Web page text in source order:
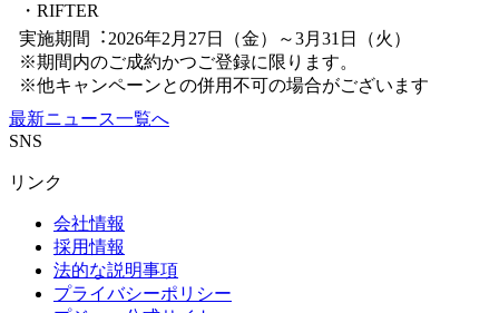
・RIFTER
実施期間︓2026年2月27日（金）～3月31日（火）
※期間内のご成約かつご登録に限ります。
※他キャンペーンとの併⽤不可の場合がございます
最新ニュース一覧へ
SNS
リンク
会社情報
採用情報
法的な説明事項
プライバシーポリシー